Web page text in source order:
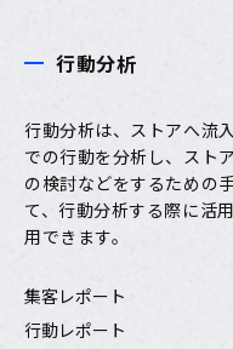
行動分析
行動分析は、ストアへ流
での行動を分析し、スト
の検討などをするための
て、行動分析する際に活
用できます。
集客レポート
行動レポート